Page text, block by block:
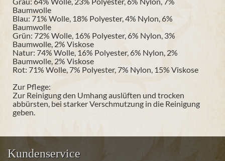
Baumwolle
Blau: 71% Wolle, 18% Polyester, 4% Nylon, 6%
Baumwolle
Grün: 72% Wolle, 16% Polyester, 6% Nylon, 3%
Baumwolle, 2% Viskose
Natur: 74% Wolle, 16% Polyester, 6% Nylon, 2%
Baumwolle, 2% Viskose
Rot: 71% Wolle, 7% Polyester, 7% Nylon, 15% Viskose
Zur Pflege:
Zur Reinigung den Umhang auslüften und trocken
abbürsten, bei starker Verschmutzung in die Reinigung
geben.
Kundenservice